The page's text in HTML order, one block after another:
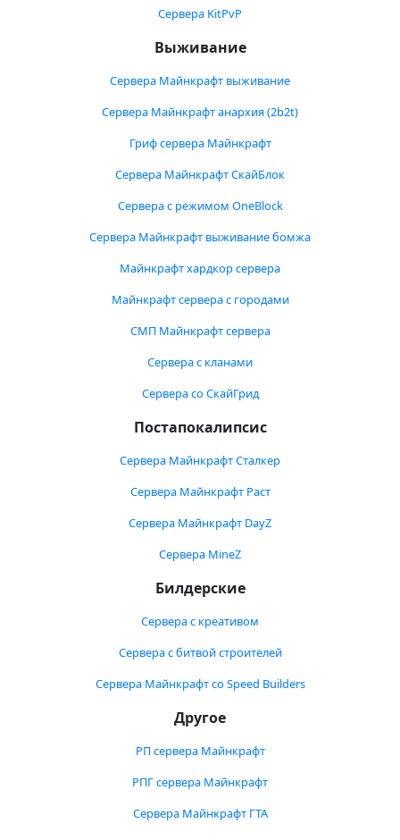
Сервера KitPvP
Выживание
Сервера Майнкрафт выживание
Сервера Майнкрафт анархия (2b2t)
Гриф сервера Майнкрафт
Сервера Майнкрафт СкайБлок
Сервера с режимом OneBlock
Сервера Майнкрафт выживание бомжа
Майнкрафт хардкор сервера
Майнкрафт сервера с городами
СМП Майнкрафт сервера
Сервера с кланами
Сервера со СкайГрид
Постапокалипсис
Сервера Майнкрафт Сталкер
Сервера Майнкрафт Раст
Сервера Майнкрафт DayZ
Сервера MineZ
Билдерские
Сервера с креативом
Сервера с битвой строителей
Сервера Майнкрафт со Speed Builders
Другое
РП сервера Майнкрафт
РПГ сервера Майнкрафт
Сервера Майнкрафт ГТА